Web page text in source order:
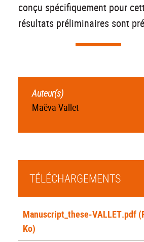
conçu spécifiquement pour
résultats préliminaires sont
Auteur(s)
Maëva Vallet
TÉLÉCHARGEMENTS
Manuscript_these-VALLET.pdf
Ko)